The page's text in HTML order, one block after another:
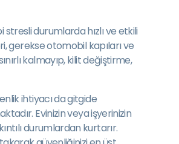
durumlarda hızlı ve etkili
gerekse otomobil kapıları ve
kalmayıp, kilit değiştirme,
ihtiyacı da gitgide
Evinizin veya işyerinizin
durumlardan kurtarır.